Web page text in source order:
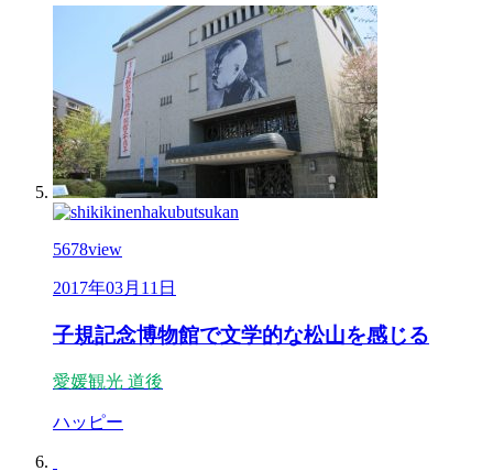
5678view
2017年03月11日
子規記念博物館で文学的な松山を感じる
愛媛観光 道後
ハッピー